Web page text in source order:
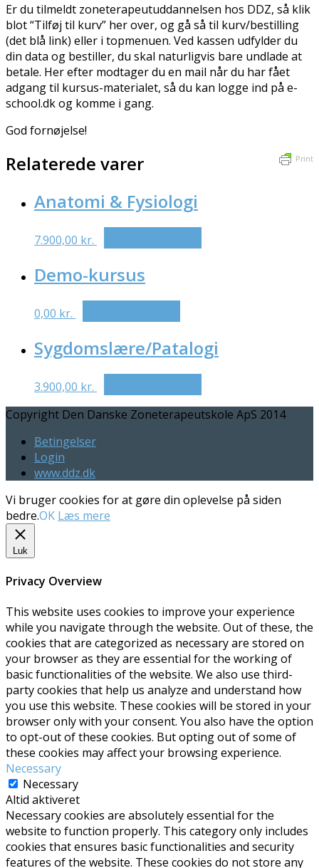
Er du tilmeldt zoneterapeutuddannelsen hos DDZ, så klik
blot “Tilføj til kurv” her over, og gå så til kurv/bestilling
(det blå link) eller i topmenuen. Ved kassen udfylder du
din data og bestiller, du skal naturligvis bare undlade at
betale. Her efter modtager du en mail når du har fået
adgang til kursus-materialet, så du kan logge ind på e-
school.dk og komme i gang.
God fornøjelse!
Print
Relaterede varer
Anatomi & Fysiologi
7.900,00 kr.
Demo-kursus
0,00 kr.
Sygdomslære/Patalogi
3.900,00 kr.
Copyright Den Danske Zoneterapeutskole ApS 2014
Betingelser
Login
www.ddz.dk
Vi bruger cookies for at gøre din oplevelse på siden
bedre.OK Læs mere
Luk
Privacy Overview
This website uses cookies to improve your experience
while you navigate through the website. Out of these, the
cookies that are categorized as necessary are stored on
your browser as they are essential for the working of
basic functionalities of the website. We also use third-
party cookies that help us analyze and understand how
you use this website. These cookies will be stored in your
browser only with your consent. You also have the option
to opt-out of these cookies. But opting out of some of
these cookies may affect your browsing experience.
Necessary
Necessary
Altid aktiveret
Necessary cookies are absolutely essential for the
website to function properly. This category only includes
cookies that ensures basic functionalities and security
features of the website. These cookies do not store any